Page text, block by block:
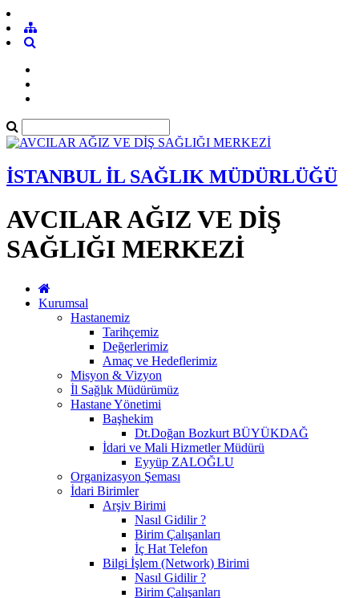
İSTANBUL İL SAĞLIK MÜDÜRLÜĞÜ
AVCILAR AĞIZ VE DİŞ
SAĞLIĞI MERKEZİ
Kurumsal
Hastanemiz
Tarihçemiz
Değerlerimiz
Amaç ve Hedeflerimiz
Misyon & Vizyon
İl Sağlık Müdürümüz
Hastane Yönetimi
Başhekim
Dt.Doğan Bozkurt BÜYÜKDAĞ
İdari ve Mali Hizmetler Müdürü
Eyyüp ZALOĞLU
Organizasyon Şeması
İdari Birimler
Arşiv Birimi
Nasıl Gidilir ?
Birim Çalışanları
İç Hat Telefon
Bilgi İşlem (Network) Birimi
Nasıl Gidilir ?
Birim Çalışanları